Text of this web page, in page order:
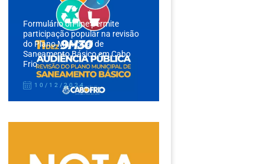
Formulário on-line permite
participação popular na revisão
do Plano Municipal de
Saneamento Básico em Cabo
Frio
10/12/2024